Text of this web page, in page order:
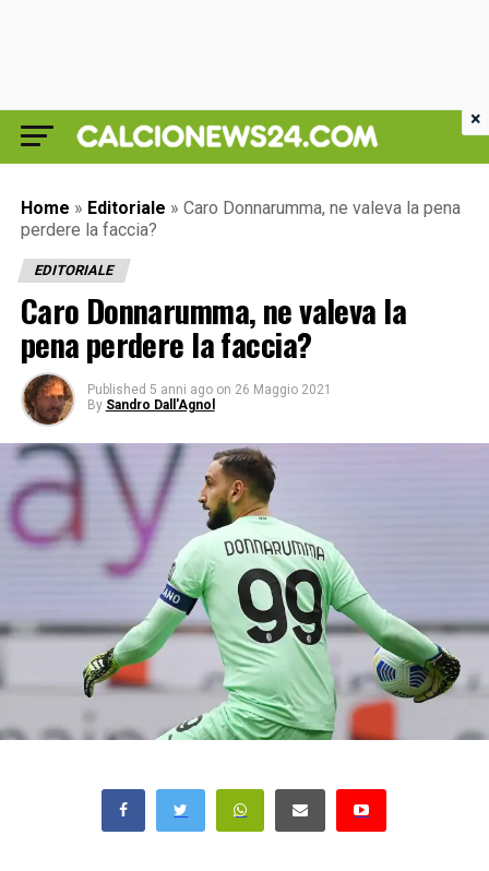
Home » Editoriale » Caro Donnarumma, ne valeva la pena
perdere la faccia?
EDITORIALE
Caro Donnarumma, ne valeva la
pena perdere la faccia?
Published 5 anni ago on 26 Maggio 2021
By Sandro Dall'Agnol
×